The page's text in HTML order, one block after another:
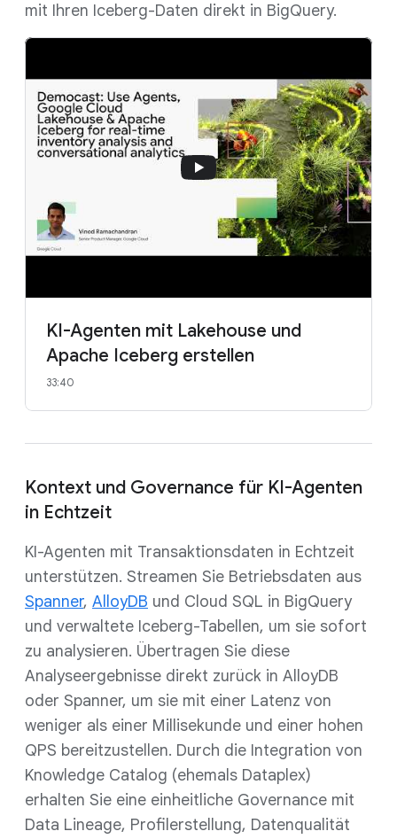
mit Ihren Iceberg-Daten direkt in BigQuery.
KI-Agenten mit Lakehouse und
Apache Iceberg erstellen
33:40
Kontext und Governance für KI-Agenten
in Echtzeit
KI-Agenten mit Transaktionsdaten in Echtzeit
unterstützen. Streamen Sie Betriebsdaten aus
Spanner, AlloyDB und Cloud SQL in BigQuery
und verwaltete Iceberg-Tabellen, um sie sofort
zu analysieren. Übertragen Sie diese
Analyseergebnisse direkt zurück in AlloyDB
oder Spanner, um sie mit einer Latenz von
weniger als einer Millisekunde und einer hohen
QPS bereitzustellen. Durch die Integration von
Knowledge Catalog (ehemals Dataplex)
erhalten Sie eine einheitliche Governance mit
Data Lineage, Profilerstellung, Datenqualität